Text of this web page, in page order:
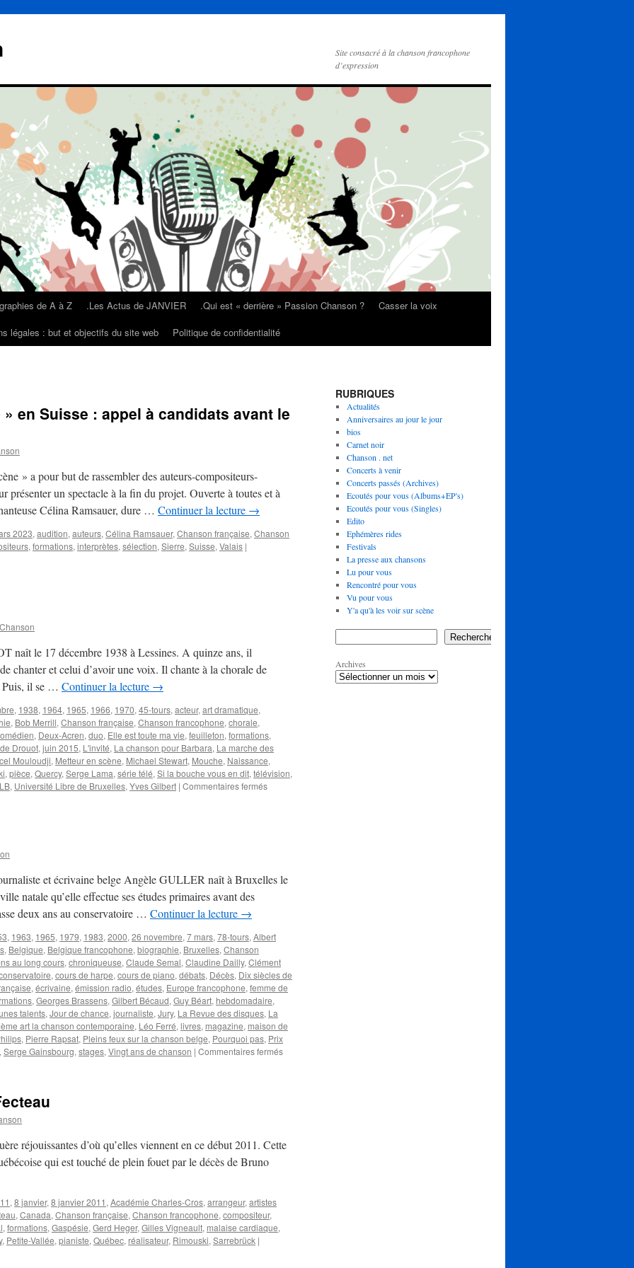
Site consacré à la chanson francophone
d’expression
de A à Z .Les Actus de JANVIER .Qui est « derrière » Passion Chanson ?
Casser la voix
légales : but et objectifs du site web Politique de confidentialité
en Suisse : appel à candidats avant le
» a pour but de rassembler des auteurs-compositeurs-
présenter un spectacle à la fin du projet. Ouverte à toutes et à
Célina Ramsauer, dure … Continuer la lecture →
2023, audition, auteurs, Célina Ramsauer, Chanson française, Chanson
, formations, interprètes, sélection, Sierre, Suisse, Valais |
naît le 17 décembre 1938 à Lessines. A quinze ans, il
chanter et celui d’avoir une voix. Il chante à la chorale de
Puis, il se … Continuer la lecture →
, 1938, 1964, 1965, 1966, 1970, 45-tours, acteur, art dramatique,
, Bob Merrill, Chanson française, Chanson francophone, chorale,
, Deux-Acren, duo, Elle est toute ma vie, feuilleton, formations,
Drouot, juin 2015, L'invité, La chanson pour Barbara, La marche des
Mouloudji, Metteur en scène, Michael Stewart, Mouche, Naissance,
, pièce, Quercy, Serge Lama, série télé, Si la bouche vous en dit, télévision,
, Université Libre de Bruxelles, Yves Gilbert | Commentaires ferméssur
et écrivaine belge Angèle GULLER naît à Bruxelles le
natale qu’elle effectue ses études primaires avant des
deux ans au conservatoire … Continuer la lecture →
, 1963, 1965, 1979, 1983, 2000, 26 novembre, 7 mars, 78-tours, Albert
, Belgique, Belgique francophone, biographie, Bruxelles, Chanson
au long cours, chroniqueuse, Claude Semal, Claudine Dailly, Clément
, cours de harpe, cours de piano, débats, Décès, Dix siècles de
, écrivaine, émission radio, études, Europe francophone, femme de
, Georges Brassens, Gilbert Bécaud, Guy Béart, hebdomadaire,
talents, Jour de chance, journaliste, Jury, La Revue des disques, La
art la chanson contemporaine, Léo Ferré, livres, magazine, maison de
, Pierre Rapsat, Pleins feux sur la chanson belge, Pourquoi pas, Prix
, Serge Gainsbourg, stages, Vingt ans de chanson | Commentaires ferméssur
réjouissantes d’où qu’elles viennent en ce début 2011. Cette
qui est touché de plein fouet par le décès de Bruno
, 8 janvier, 8 janvier 2011 , Académie Charles-Cros, arrangeur, artistes
, Canada, Chanson française, Chanson francophone, compositeur,
, formations, Gaspésie, Gerd Heger, Gilles Vigneault, malaise cardiaque,
, Petite-Vallée, pianiste, Québec, réalisateur, Rimouski, Sarrebrück |
RUBRIQUES
Actualités
Anniversaires au jour le jour
bios
Carnet noir
Chanson . net
Concerts à venir
Concerts passés (Archives)
Ecoutés pour vous (Albums+EP's)
Ecoutés pour vous (Singles)
Edito
Ephémères rides
Festivals
La presse aux chansons
Lu pour vous
Rencontré pour vous
Vu pour vous
Y'a qu'à les voir sur scène
Rechercher
Archives